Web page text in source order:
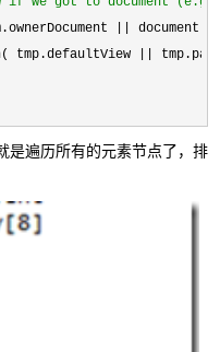
||
document)
tmp.defaultView
||
是遍历所有的元素节点了，排